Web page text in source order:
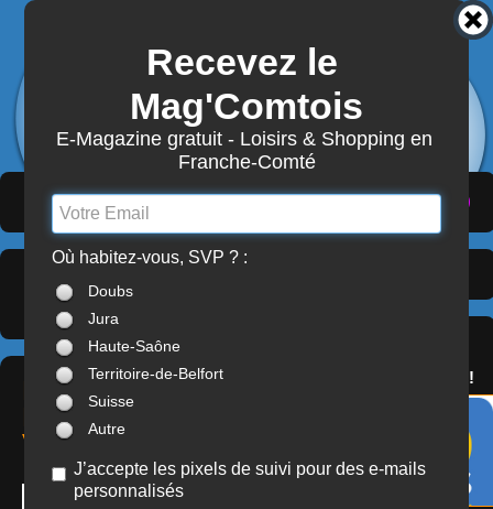
Franche-Comté
3872
7870
Abonnement Mag'Comtois
(ACTUALITÉS) (ANNUAIRE) (MON COMPTE )
Organismes du Sport
Territoire-de-Belfort (90)
LIGUE
RÉGIONALE DE
VOILE
LE PASS'COMTOIS !
Recevez le
Mag'Comtois
E-Magazine gratuit - Loisirs & Shopping en
Franche-Comté
Où habitez-vous, SVP ? :
Doubs
Jura
Haute-Saône
Territoire-de-Belfort
Suisse
Autre
J’accepte les pixels de suivi pour des e-mails
personnalisés